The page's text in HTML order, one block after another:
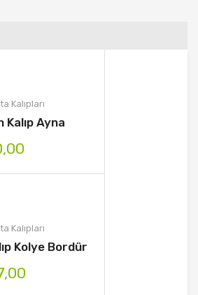
Kalıpları
Kalıp Ayna
Kalıpları
Kolye Bordür